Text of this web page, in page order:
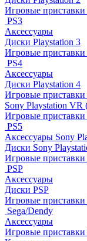
Игровые приставки
PS3
Аксессуары
Диски Playstation 3
Игровые приставки
PS4
Аксессуары
Диски Playstation 4
Игровые приставки
Sony Playstation
Игровые приставки
PS5
Аксессуары Sony
Диски Sony
Игровые приставки
PSP
Аксессуары
Диски PSP
Игровые приставки
Sega/Dendy
Аксессуары
Игровые приставки